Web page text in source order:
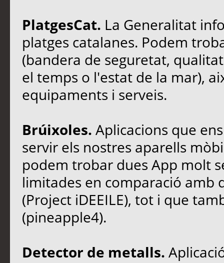
PlatgesCat. La Generalitat
platges catalanes. Podem
(bandera de seguretat,
el temps o l'estat de la mar),
equipaments i serveis.
Brúixoles. Aplicacions que
servir els nostres aparells
podem trobar dues App molt
limitades en comparació amb
(Project iDEEILE), tot i que
(pineapple4).
Detector de metalls.